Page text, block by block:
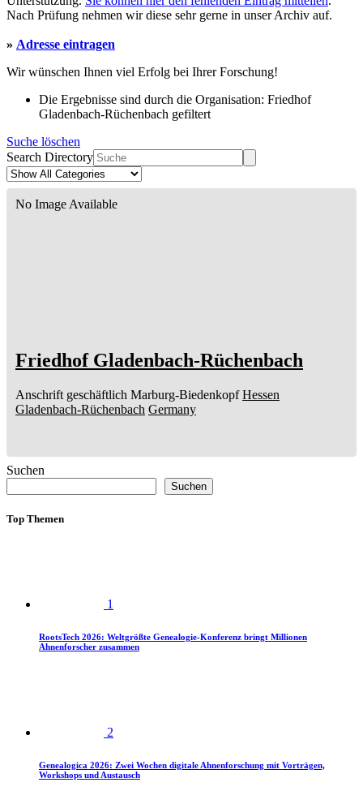
Nach Prüfung nehmen wir diese sehr gerne in unser Archiv auf.
» Adresse eintragen
Wir wünschen Ihnen viel Erfolg bei Ihrer Forschung!
Die Ergebnisse sind durch die Organisation: Friedhof
Gladenbach-Rüchenbach gefiltert
Suche löschen
Search Directory
No Image Available
Friedhof Gladenbach-Rüchenbach
Anschrift geschäftlich Marburg-Biedenkopf Hessen
Gladenbach-Rüchenbach Germany
Suchen
Suchen
Top Themen
1
RootsTech 2026: Weltgrößte Genealogie-Konferenz bringt Millionen
Ahnenforscher zusammen
2
Genealogica 2026: Zwei Wochen digitale Ahnenforschung mit Vorträgen,
Workshops und Austausch